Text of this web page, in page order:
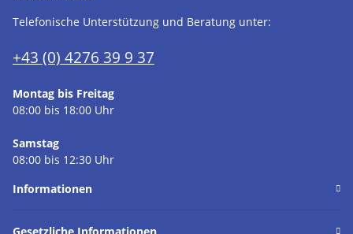
Telefonische Unterstützung und Beratung unter:
+43 (0) 4276 39 9 37
Montag bis Freitag
08:00 bis 18:00 Uhr
Samstag
08:00 bis 12:30 Uhr
Informationen